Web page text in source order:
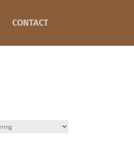
CONTACT